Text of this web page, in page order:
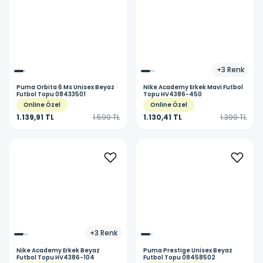
PumaOrbita 6 Ms Unisex Beyaz
Futbol Topu 08433501
Online Özel
1.139,91 TL 1.599 TL
+3 Renk
NikeAcademy Erkek Mavi Futbol
Topu HV4386-450
Online Özel
1.130,41 TL 1.399 TL
+3 Renk
NikeAcademy Erkek Beyaz
Futbol Topu HV4386-104
PumaPrestige Unisex Beyaz
Futbol Topu 08458502